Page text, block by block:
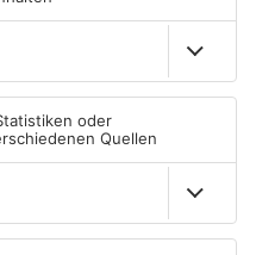
TOPNEWS